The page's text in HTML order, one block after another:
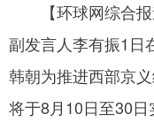
报
【环球网综合报
副发言人李有振1日
韩朝为推进西部京
将于8月10日至30日